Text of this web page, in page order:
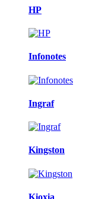
HP
Infonotes
Ingraf
Kingston
Kioxia